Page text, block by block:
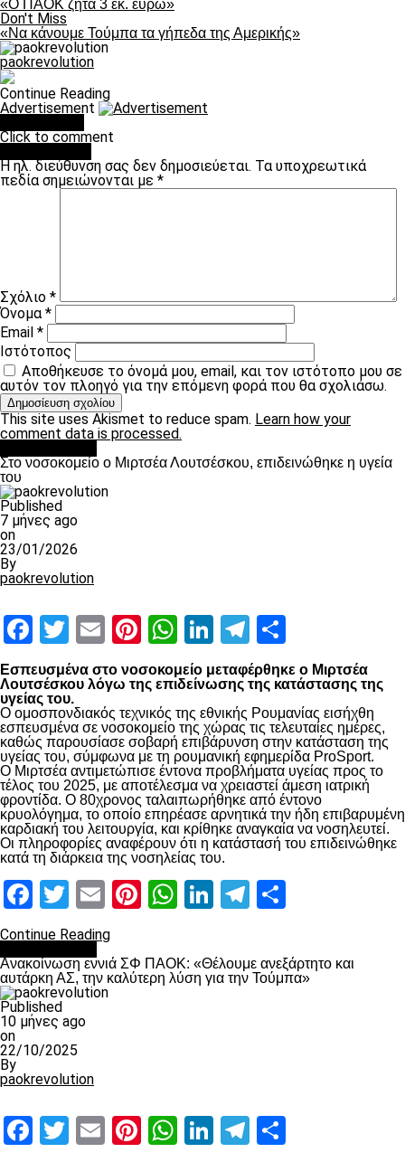
«Ο ΠΑΟΚ ζητά 3 εκ. ευρώ»
Don't Miss
«Να κάνουμε Τούμπα τα γήπεδα της Αμερικής»
paokrevolution
Continue Reading
Advertisement
Click to comment
Η ηλ. διεύθυνση σας δεν δημοσιεύεται. Τα υποχρεωτικά
πεδία σημειώνονται με *
Σχόλιο *
Όνομα*
Email *
Ιστότοπος
Αποθήκευσε το όνομά μου, email, και τον ιστότοπο μου σε
αυτόν τον πλοηγό για την επόμενη φορά που θα σχολιάσω.
This site uses Akismet to reduce spam. Learn how your
comment data is processed.
Στο νοσοκομείο ο Μιρτσέα Λουτσέσκου, επιδεινώθηκε η υγεία
του
Published
7 μήνες ago
on
23/01/2026
By
paokrevolution
Facebook
Twitter
EmailPinterest
WhatsApp
LinkedIn
Telegram
Εσπευσμένα στο νοσοκομείο μεταφέρθηκε ο Μιρτσέα
Λουτσέσκου λόγω της επιδείνωσης της κατάστασης της
υγείας του.
Ο ομοσπονδιακός τεχνικός της εθνικής Ρουμανίας εισήχθη
εσπευσμένα σε νοσοκομείο της χώρας τις τελευταίες ημέρες,
καθώς παρουσίασε σοβαρή επιβάρυνση στην κατάσταση της
υγείας του, σύμφωνα με τη ρουμανική εφημερίδα ProSport.
Ο Μιρτσέα αντιμετώπισε έντονα προβλήματα υγείας προς το
τέλος του 2025, με αποτέλεσμα να χρειαστεί άμεση ιατρική
φροντίδα. Ο 80χρονος ταλαιπωρήθηκε από έντονο
κρυολόγημα, το οποίο επηρέασε αρνητικά την ήδη επιβαρυμένη
καρδιακή του λειτουργία, και κρίθηκε αναγκαία να νοσηλευτεί.
Οι πληροφορίες αναφέρουν ότι η κατάστασή του επιδεινώθηκε
κατά τη διάρκεια της νοσηλείας του.
Facebook
Twitter
EmailPinterest
WhatsApp
LinkedIn
Telegram
Continue Reading
Ανακοίνωση εννιά ΣΦ ΠΑΟΚ: «Θέλουμε ανεξάρτητο και
αυτάρκη ΑΣ, την καλύτερη λύση για την Τούμπα»
Published
10 μήνες ago
on
22/10/2025
By
paokrevolution
Facebook
Twitter
EmailPinterest
WhatsApp
LinkedIn
Telegram